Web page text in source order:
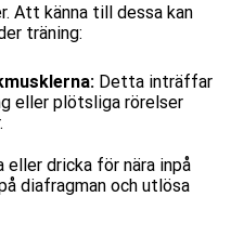
Att känna till dessa kan
träning:
Detta inträffar
eller plötsliga rörelser
dricka för nära inpå
diafragman och utlösa